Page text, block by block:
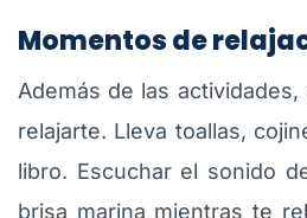
Momentos de
Además de las
relajarte. Lleva toallas,
libro. Escuchar el sonido
brisa marina mientras te